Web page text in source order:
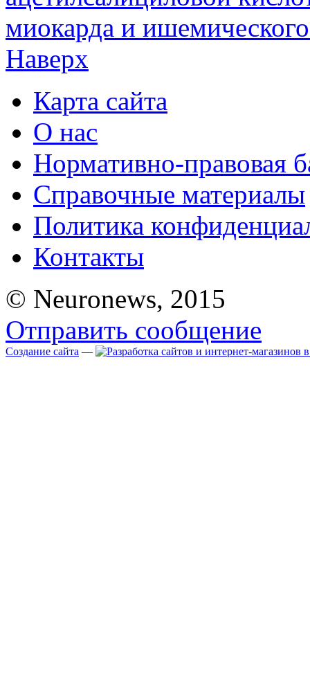
миокарда и
Наверх
Карта сайта
О нас
Нормативно-правовая
Справочные материалы
Политика
Контакты
© Neuronews, 2015
Отправить сообщение
Создание сайта —